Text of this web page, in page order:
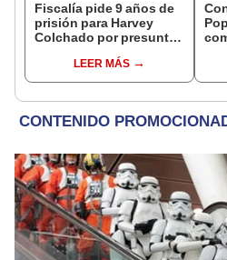
Fiscalía pide 9 años de
prisión para Harvey
Colchado por presunta
incompatible y falsedad
ideológica
LEER MÁS